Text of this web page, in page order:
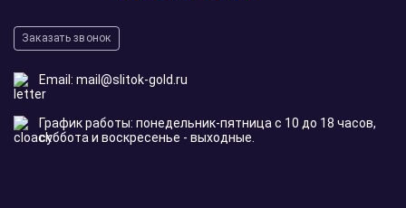
Заказать звонок
Email: mail@slitok-gold.ru
График работы: понедельник-пятница с 10 до 18 часов,
суббота и воскресенье - выходные.